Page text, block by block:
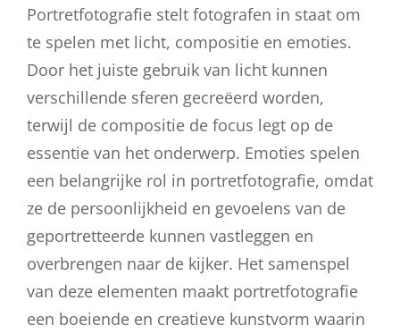
Portretfotografie stelt fotografen in staat om
te spelen met licht, compositie en emoties.
Door het juiste gebruik van licht kunnen
verschillende sferen gecreëerd worden,
terwijl de compositie de focus legt op de
essentie van het onderwerp. Emoties spelen
een belangrijke rol in portretfotografie, omdat
ze de persoonlijkheid en gevoelens van de
geportretteerde kunnen vastleggen en
overbrengen naar de kijker. Het samenspel
van deze elementen maakt portretfotografie
een boeiende en creatieve kunstvorm waarin